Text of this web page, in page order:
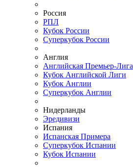
Россия
РПЛ
Кубок России
Суперкубок России
Англия
Английская Премьер-Лига
Кубок Английской Лиги
Кубок Англии
Суперкубок Англии
Нидерланды
Эредивизи
Испания
Испанская Примера
Суперкубок Испании
Кубок Испании